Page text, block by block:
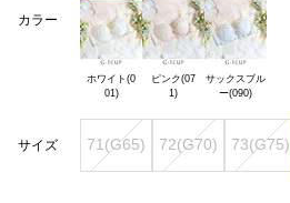
カラー
ホワイト(0
01)
ピンク(07
サックスブル
サイズ 71(G65) 72(G70) 73(G75)